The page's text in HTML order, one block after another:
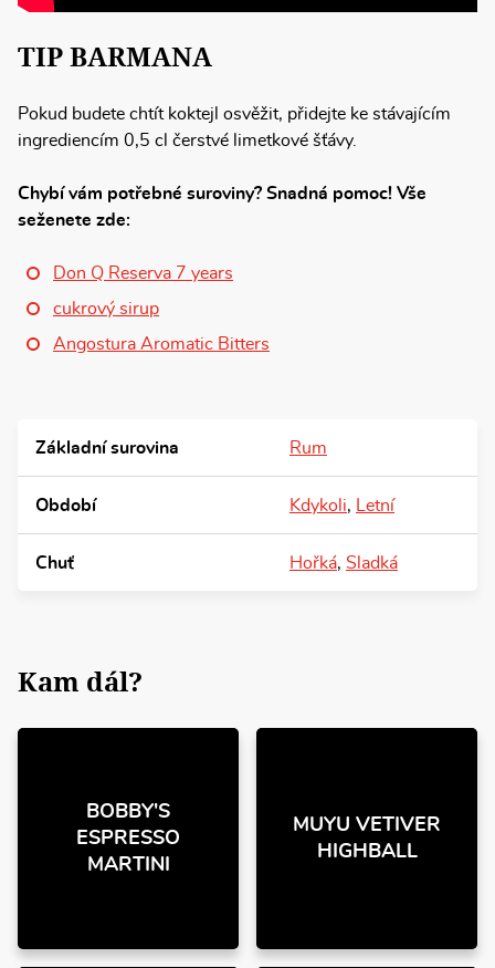
TIP BARMANA
Pokud budete chtít koktejl osvěžit, přidejte ke stávajícím
ingrediencím 0,5 cl čerstvé limetkové šťávy.
Chybí vám potřebné suroviny? Snadná pomoc! Vše
seženete zde:
Don Q Reserva 7 years
cukrový sirup
Angostura Aromatic Bitters
Základní surovina Rum
Období Kdykoli, Letní
Chuť Hořká, Sladká
Kam dál?
BOBBY'S
ESPRESSO
MARTINI
MUYU VETIVER
HIGHBALL